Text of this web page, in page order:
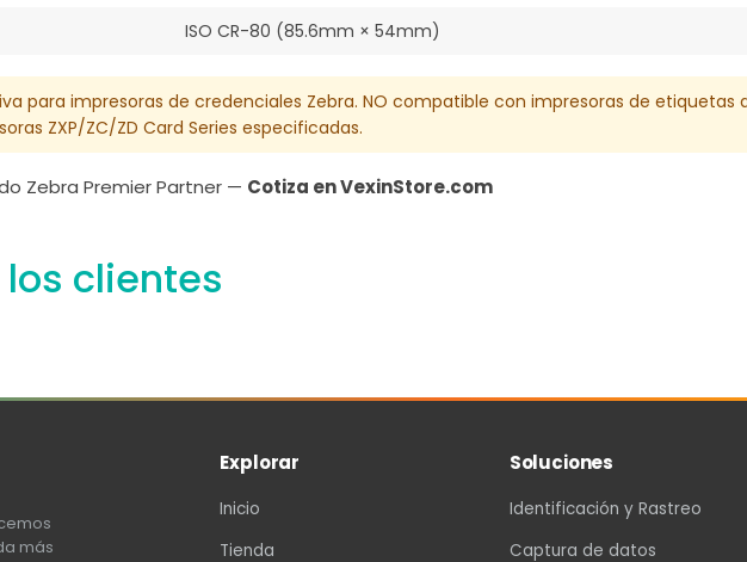
ISO CR-80 (85.6mm × 54mm)
para impresoras de credenciales Zebra. NO compatible con impresoras de etiquetas
ZXP/ZC/ZD Card Series especificadas.
Zebra Premier Partner — Cotiza en VexinStore.com
clientes
más
Explorar
Inicio
Tienda
Soluciones
Identificación y Rastreo
Captura de datos